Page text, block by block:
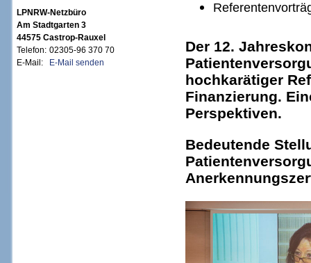
LPNRW-Netzbüro
Am Stadtgarten 3
44575 Castrop-Rauxel
Telefon: 02305-96 370 70
E-Mail:
E-Mail senden
Der 12.
hochkarätiger
Finanzierung.
Perspektiven.
Bedeutende